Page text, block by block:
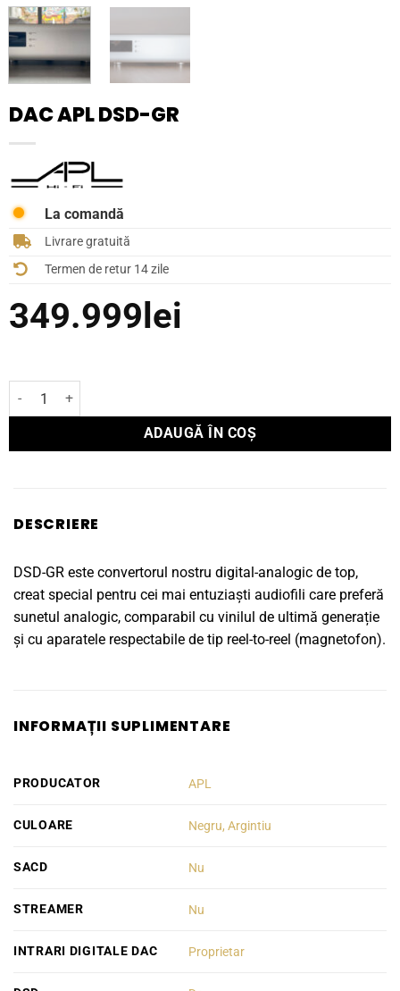
DAC APL DSD-GR
La comandă
Livrare gratuită
Termen de retur 14 zile
349.999 lei
Cantitate DAC APL DSD-GR
ADAUGĂ ÎN COȘ
DESCRIERE
DSD-GR este convertorul nostru digital-analogic de top,
creat special pentru cei mai entuziaști audiofili care preferă
sunetul analogic, comparabil cu vinilul de ultimă generație
și cu aparatele respectabile de tip reel-to-reel (magnetofon).
INFORMAȚII SUPLIMENTARE
PRODUCATOR APL
CULOARE Negru, Argintiu
SACD Nu
STREAMER Nu
INTRARI DIGITALE DAC Proprietar